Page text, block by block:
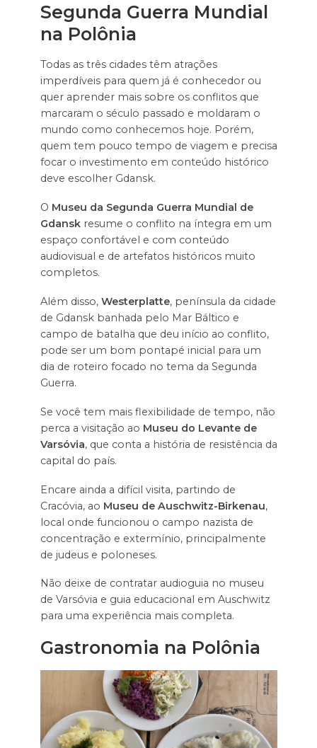
Segunda Guerra Mundial
na Polônia
Todas as três cidades têm atrações
imperdíveis para quem já é conhecedor ou
quer aprender mais sobre os conflitos que
marcaram o século passado e moldaram o
mundo como conhecemos hoje. Porém,
quem tem pouco tempo de viagem e precisa
focar o investimento em conteúdo histórico
deve escolher Gdansk.
O Museu da Segunda Guerra Mundial de
Gdanskresume o conflito na íntegra em um
espaço confortável e com conteúdo
audiovisual e de artefatos históricos muito
completos.
Além disso, Westerplatte, península da cidade
de Gdansk banhada pelo Mar Báltico e
campo de batalha que deu início ao conflito,
pode ser um bom pontapé inicial para um
dia de roteiro focado no tema da Segunda
Guerra.
Se você tem mais flexibilidade de tempo, não
perca a visitação ao Museu do Levante de
Varsóvia, que conta a história de resistência da
capital do país.
Encare ainda a difícil visita, partindo de
Cracóvia, ao Museu de Auschwitz-Birkenau,
local onde funcionou o campo nazista de
concentração e extermínio, principalmente
de judeus e poloneses.
Não deixe de contratar audioguia no museu
de Varsóvia e guia educacional em Auschwitz
para uma experiência mais completa.
Gastronomia na Polônia